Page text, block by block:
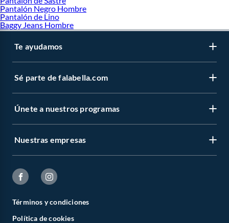
Pantalón Negro Hombre
Pantalón de Lino
Baggy Jeans Hombre
Te ayudamos
Sé parte de falabella.com
Únete a nuestros programas
Nuestras empresas
Términos y condiciones
Política de cookies